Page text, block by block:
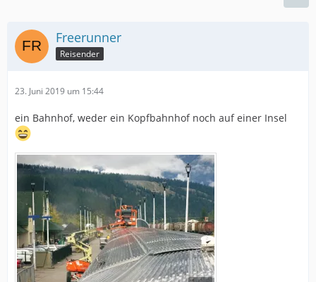
Freerunner
Reisender
23. Juni 2019 um 15:44
ein Bahnhof, weder ein Kopfbahnhof noch auf einer Insel